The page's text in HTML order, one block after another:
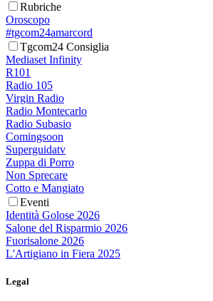
Rubriche
Oroscopo
#tgcom24amarcord
Tgcom24 Consiglia
Mediaset Infinity
R101
Radio 105
Virgin Radio
Radio Montecarlo
Radio Subasio
Comingsoon
Superguidatv
Zuppa di Porro
Non Sprecare
Cotto e Mangiato
Eventi
Identità Golose 2026
Salone del Risparmio 2026
Fuorisalone 2026
L'Artigiano in Fiera 2025
Legal